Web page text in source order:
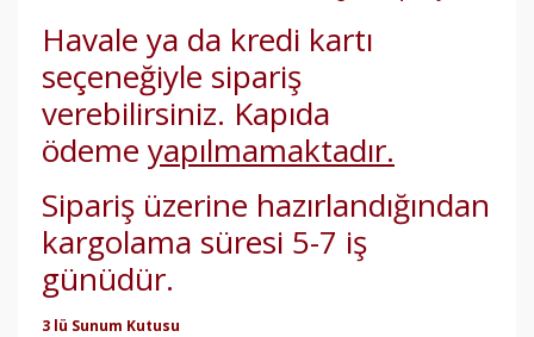
Havale ya da kredi kartı
seçeneğiyle sipariş
verebilirsiniz. Kapıda
ödeme yapılmamaktadır.
Sipariş üzerine hazırlandığından
kargolama süresi 5-7 iş
günüdür.
3 lü Sunum Kutusu